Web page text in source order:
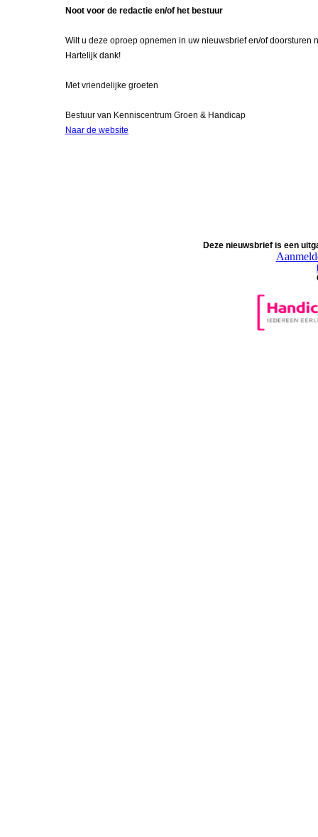
Noot voor de redactie en/of het bestuur
Wilt u deze oproep opnemen in uw nieuwsbrief en/of
Hartelijk dank!
Met vriendelijke groeten
Bestuur van Kenniscentrum Groen & Handicap
Naar de website
Deze nieuwsbrief is een